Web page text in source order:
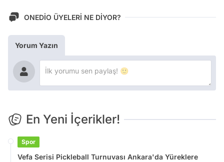
ONEDİO ÜYELERİ NE DİYOR?
Yorum Yazın
En Yeni İçerikler!
Spor
Vefa Serisi Pickleball Turnuvası Ankara'da Yüreklere